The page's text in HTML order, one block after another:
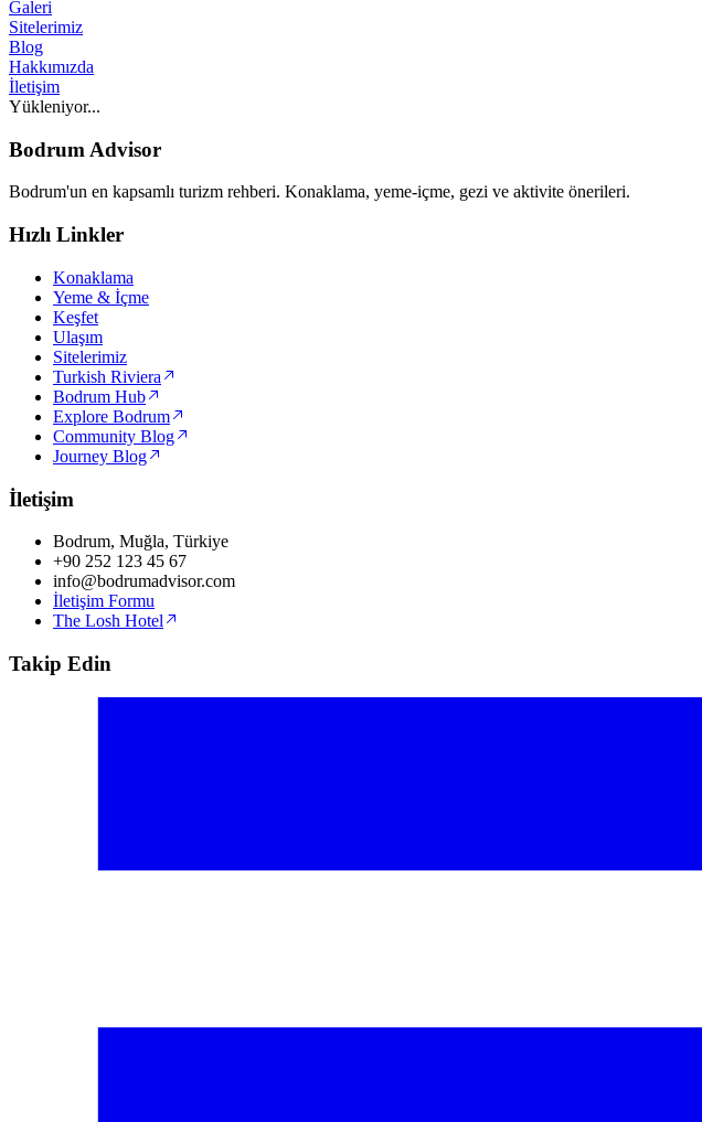
Galeri
Sitelerimiz
Blog
Hakkımızda
İletişim
Yükleniyor...
Bodrum Advisor
Bodrum'un en kapsamlı turizm rehberi. Konaklama, yeme-içme, gezi ve aktivite önerileri.
Hızlı Linkler
Konaklama
Yeme & İçme
Keşfet
Ulaşım
Sitelerimiz
Turkish Riviera
Bodrum Hub
Explore Bodrum
Community Blog
Journey Blog
İletişim
Bodrum, Muğla, Türkiye
+90 252 123 45 67
info@bodrumadvisor.com
İletişim Formu
The Losh Hotel
Takip Edin